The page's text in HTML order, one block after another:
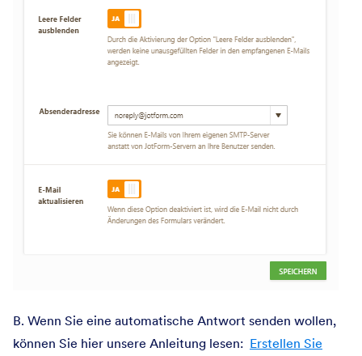
B. Wenn Sie eine automatische Antwort senden wollen,
können Sie hier unsere Anleitung lesen: Erstellen Sie